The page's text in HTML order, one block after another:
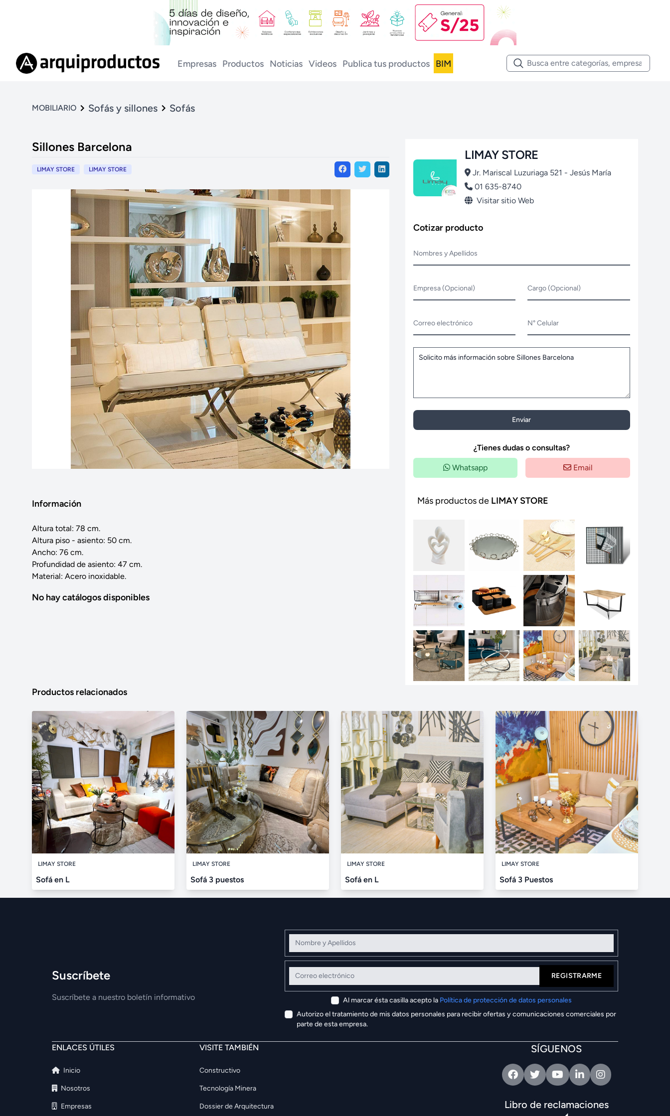
Empresas Productos Noticias Videos Publica tus productos BIM
MOBILIARIO Sofás y sillones Sofás
Sillones Barcelona
LIMAY STORE LIMAY STORE
Información
Altura total: 78 cm.
Altura piso - asiento: 50 cm.
Ancho: 76 cm.
Profundidad de asiento: 47 cm.
Material: Acero inoxidable.
No hay catálogos disponibles
LIMAY STORE
Jr. Mariscal Luzuriaga 521 - Jesús María
01 635-8740
Visitar sitio Web
Cotizar producto
Nombres y Apellidos
Empresa (Opcional) Cargo (Opcional)
Correo electrónico N° Celular
Enviar
¿Tienes dudas o consultas?
Whatsapp Email
Más productos de LIMAY STORE
Productos relacionados
LIMAY STORE
Sofá en L
LIMAY STORE
Sofá 3 puestos
LIMAY STORE
Sofá en L
LIMAY STORE
Sofá 3 Puestos
Suscríbete
Suscríbete a nuestro boletín informativo
Nombre y Apellidos
Correo electrónico
REGISTRARME
Al marcar ésta casilla acepto la Política de protección de datos personales
Autorizo el tratamiento de mis datos personales para recibir ofertas y comunicaciones comerciales por
parte de esta empresa.
ENLACES ÚTILES
Inicio
Nosotros
Empresas
VISITE TAMBIÉN
Constructivo
Tecnología Minera
Dossier de Arquitectura
SÍGUENOS
FacebookTwitterYoutubeLinkedinIntagram
Libro de reclamaciones